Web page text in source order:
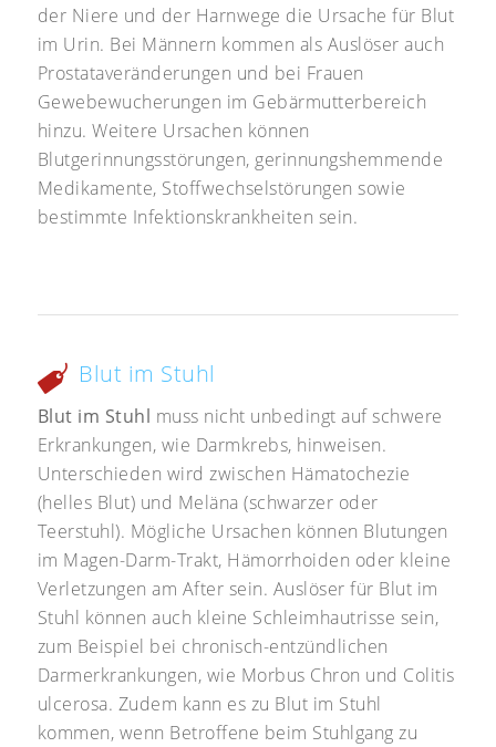
der Niere und der Harnwege die Ursache für Blut
im Urin. Bei Männern kommen als Auslöser auch
Prostataveränderungen und bei Frauen
Gewebewucherungen im Gebärmutterbereich
hinzu. Weitere Ursachen können
Blutgerinnungsstörungen, gerinnungshemmende
Medikamente, Stoffwechselstörungen sowie
bestimmte Infektionskrankheiten sein.
Blut im Stuhl
Blut im Stuhl muss nicht unbedingt auf schwere
Erkrankungen, wie Darmkrebs, hinweisen.
Unterschieden wird zwischen Hämatochezie
(helles Blut) und Meläna (schwarzer oder
Teerstuhl). Mögliche Ursachen können Blutungen
im Magen-Darm-Trakt, Hämorrhoiden oder kleine
Verletzungen am After sein. Auslöser für Blut im
Stuhl können auch kleine Schleimhautrisse sein,
zum Beispiel bei chronisch-entzündlichen
Darmerkrankungen, wie Morbus Chron und Colitis
ulcerosa. Zudem kann es zu Blut im Stuhl
kommen, wenn Betroffene beim Stuhlgang zu